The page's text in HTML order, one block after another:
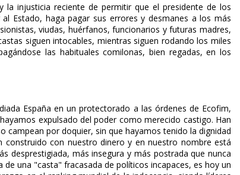
injusticia reciente de permitir que el presidente de los
Estado, haga pagar sus errores y desmanes a los más
viudas, huérfanos, funcionarios y futuras madres,
siguen intocables, mientras siguen rodando los miles
las habituales comilonas, bien regadas, en los
España en un protectorado a las órdenes de Ecofim,
expulsado del poder como merecido castigo. Han
campean por doquier, sin que hayamos tenido la dignidad
construido con nuestro dinero y en nuestro nombre está
desprestigiada, más insegura y más postrada que nunca
una "casta" fracasada de políticos incapaces, es hoy un